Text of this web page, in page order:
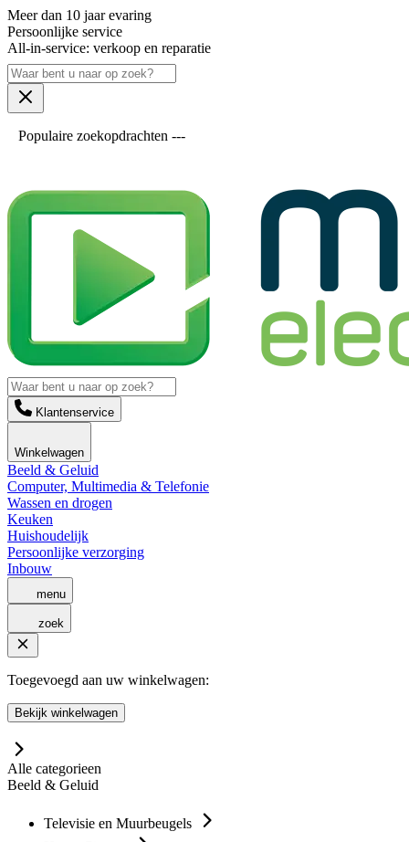
Meer dan 10 jaar evaring
Persoonlijke service
All-in-service: verkoop en reparatie
Populaire zoekopdrachten ---
Klantenservice
Winkelwagen
Beeld & Geluid
Computer, Multimedia & Telefonie
Wassen en drogen
Keuken
Huishoudelijk
Persoonlijke verzorging
Inbouw
menu
zoek
Toegevoegd aan uw winkelwagen:
Bekijk winkelwagen
Alle categorieen
Beeld & Geluid
Televisie en Muurbeugels